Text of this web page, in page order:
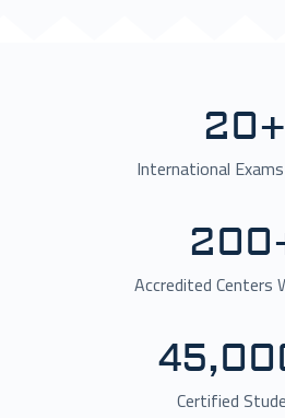
International
20+
Accredited Centers
200
Certified